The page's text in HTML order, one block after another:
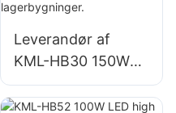
Leverandør af
KML-HB30 150W
LED industri- og
minedriftsbelysning